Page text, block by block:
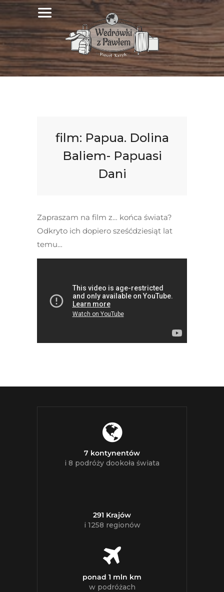
film: Papua. Dolina
Baliem- Papuasi
Dani
Zapraszam na film z… końca świata?
Odkryto ich dopiero sześćdziesiąt lat
temu…
7 kontynentów
i 8 podróży dookoła świata
291 Krajów
i 1258 regionów
ponad 1 mln km
w podróżach